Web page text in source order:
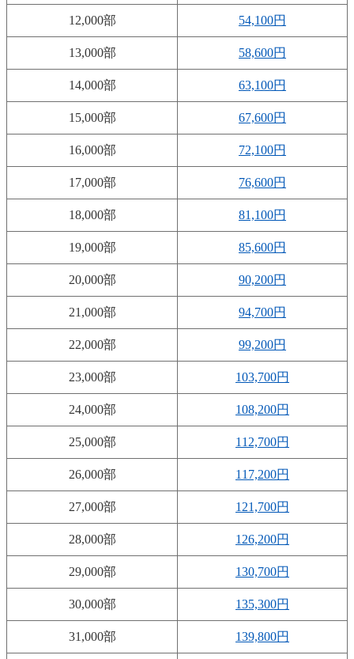
12,000部 54,100円
13,000部 58,600円
14,000部 63,100円
15,000部 67,600円
16,000部 72,100円
17,000部 76,600円
18,000部 81,100円
19,000部 85,600円
20,000部 90,200円
21,000部 94,700円
22,000部 99,200円
23,000部 103,700円
24,000部 108,200円
25,000部 112,700円
26,000部 117,200円
27,000部 121,700円
28,000部 126,200円
29,000部 130,700円
30,000部 135,300円
31,000部 139,800円